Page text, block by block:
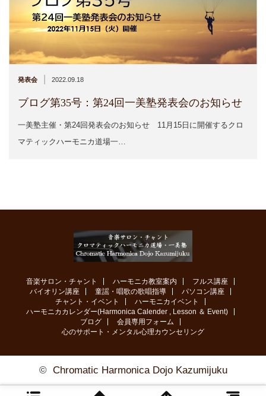
発表会 2022.09.18
ブログ第35号：第24回一美塾発表会のお知らせ
一美塾主催・第24回発表会のお知らせ 11月15日に開催するクロ
マティックハーモニカ道場一…
音楽サロン・チャント ハーモニカ教室案内
フルス講座
バイオリン講座
童謡・唱歌の歌唱指導
パソコン講座
チャント・イベント
ハーモニカイベント
ハーモニカカレンダー(Harmonica Calender , Lesson ＆ Event)
ブログ
会員専用フォーム
心のサポート・メンタル心理カウンセリング
© Chromatic Harmonica Dojo Kazumijuku